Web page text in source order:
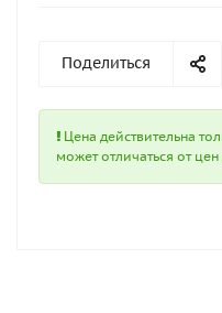
Поделиться
Цена действительна
может отличаться от